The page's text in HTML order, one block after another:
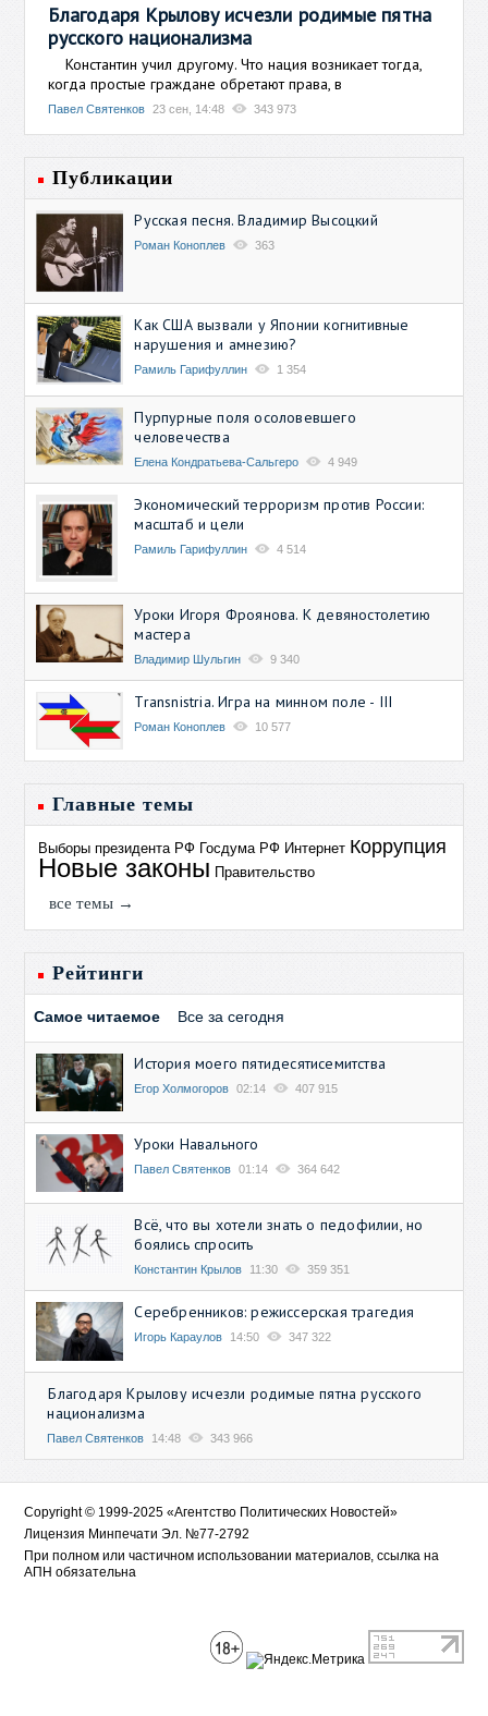
Благодаря Крылову исчезли родимые пятна
русского национализма
Константин учил другому. Что нация возникает тогда,
когда простые граждане обретают права, в
Павел Святенков 23 сен, 14:48 343 973
Публикации
Русская песня. Владимир Высоцкий
Роман Коноплев 363
Как США вызвали у Японии когнитивные
нарушения и амнезию?
Рамиль Гарифуллин 1 354
Пурпурные поля осоловевшего
человечества
Елена Кондратьева-Сальгеро 4 949
Экономический терроризм против России:
масштаб и цели
Рамиль Гарифуллин 4 514
Уроки Игоря Фроянова. К девяностолетию
мастера
Владимир Шульгин 9 340
Transnistria. Игра на минном поле - III
Роман Коноплев 10 577
Главные темы
Выборы президента РФ Госдума РФ Интернет Коррупция
Новые законы Правительство
все темы →
Рейтинги
Самое читаемое Все за сегодня
История моего пятидесятисемитства
Егор Холмогоров 02:14 407 915
Уроки Навального
Павел Святенков 01:14 364 642
Всё, что вы хотели знать о педофилии, но
боялись спросить
Константин Крылов 11:30 359 351
Серебренников: режиссерская трагедия
Игорь Караулов 14:50 347 322
Благодаря Крылову исчезли родимые пятна русского
национализма
Павел Святенков 14:48 343 966
Copyright © 1999-2025 «Агентство Политических Новостей»
Лицензия Минпечати Эл. №77-2792
При полном или частичном использовании материалов, ссылка на
АПН обязательна